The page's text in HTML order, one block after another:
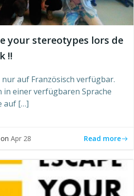
your stereotypes lors de
!!
auf Französisch verfügbar.
einer verfügbaren Sprache
auf […]
on Apr 28 Read more